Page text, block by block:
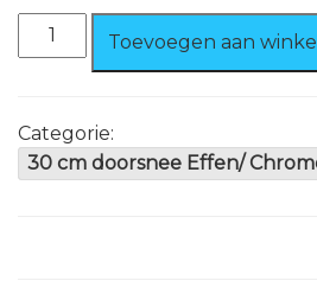
Ballonnen
Cantaloupe,
100%
biologisch
afbreekbaar.
Toevoegen aan
Categorie:
30 cm doorsnee Effen/